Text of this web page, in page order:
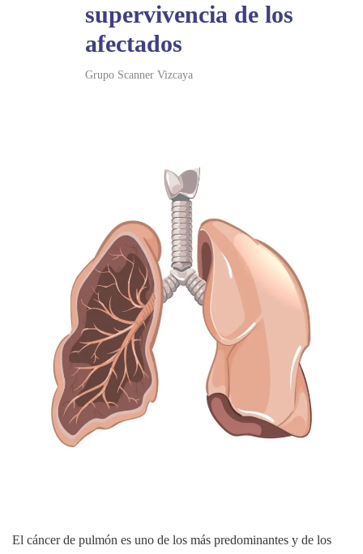
supervivencia de los
afectados
Grupo Scanner Vizcaya
El cáncer de pulmón es uno de los más predominantes y de los